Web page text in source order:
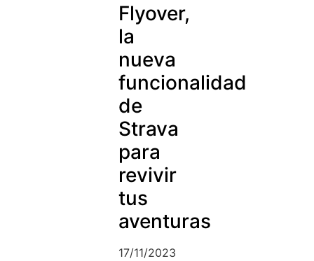
Flyover,
la
nueva
funcionalidad
de
Strava
para
revivir
tus
aventuras
17/11/2023